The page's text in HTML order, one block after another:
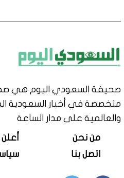
صحيفة السعودي اليوم هي
متخصصة في أخبار السعودية
والعالمية على مدار الساعة
من نحن
اتصل بنا